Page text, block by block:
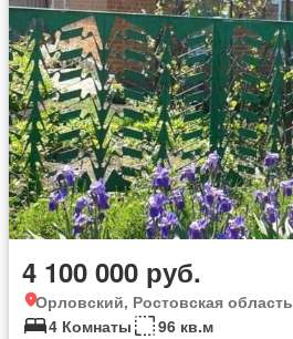
4 100 000 руб.
Орловский, Ростовская область
4 Комнаты
96 кв.м